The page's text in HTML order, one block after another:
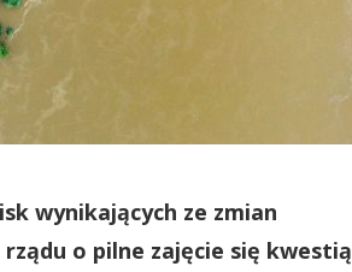
wynikających ze zmian
o pilne zajęcie się kwestią